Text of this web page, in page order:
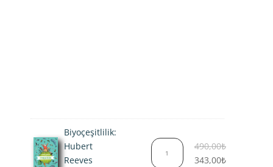
Biyoçeşitlilik:
Hubert
Reeves
490,00₺Orijinal
fiyat:
343,00₺Şu